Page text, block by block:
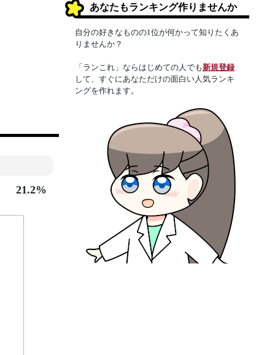
21.2%
あなたもランキング作りませんか
自分の好きなものの1位が何かって知りたくあ
りませんか？
「ランこれ」ならはじめての人でも新規登録
して、すぐにあなただけの面白い人気ランキ
ングを作れます。